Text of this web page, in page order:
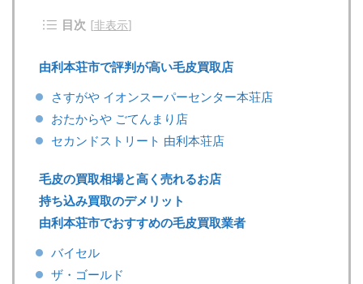
目次 [非表示]
由利本荘市で評判が高い毛皮買取店
さすがや イオンスーパーセンター本荘店
おたからや ごてんまり店
セカンドストリート 由利本荘店
毛皮の買取相場と高く売れるお店
持ち込み買取のデメリット
由利本荘市でおすすめの毛皮買取業者
バイセル
ザ・ゴールド